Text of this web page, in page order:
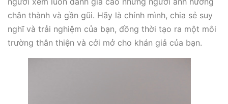
chân thành và gần gũi. Hãy là chính mình, chia sẻ suy
nghĩ và trải nghiệm của bạn, đồng thời tạo ra một môi
trường thân thiện và cởi mở cho khán giả của bạn.